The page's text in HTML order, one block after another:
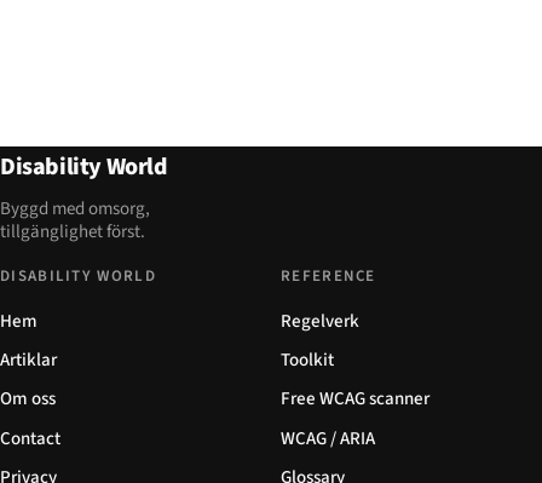
Disability World
Byggd med omsorg,
tillgänglighet först.
DISABILITY WORLD
Hem
Artiklar
Om oss
Contact
Privacy
REFERENCE
Regelverk
Toolkit
Free WCAG scanner
WCAG / ARIA
Glossary